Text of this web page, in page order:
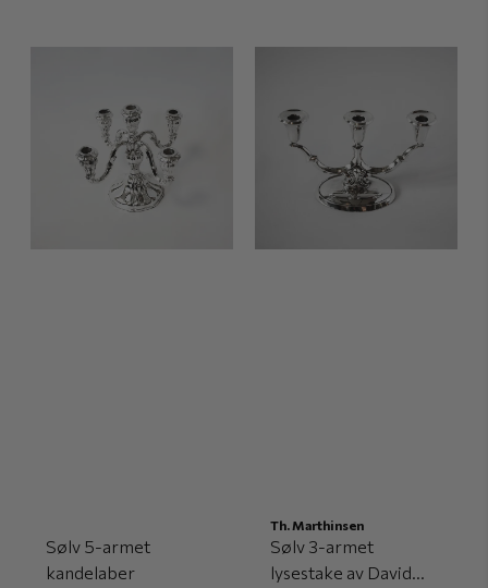
Sølv 5-armet
kandelaber
Th. Marthinsen
Sølv 3-armet
lysestake av David